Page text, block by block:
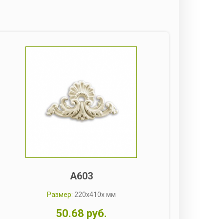
A603
Размер: 220x410x мм
50.68 руб.